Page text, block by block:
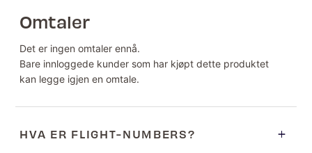
Omtaler
Det er ingen omtaler ennå.
Bare innloggede kunder som har kjøpt dette produktet
kan legge igjen en omtale.
HVA ER FLIGHT-NUMBERS?